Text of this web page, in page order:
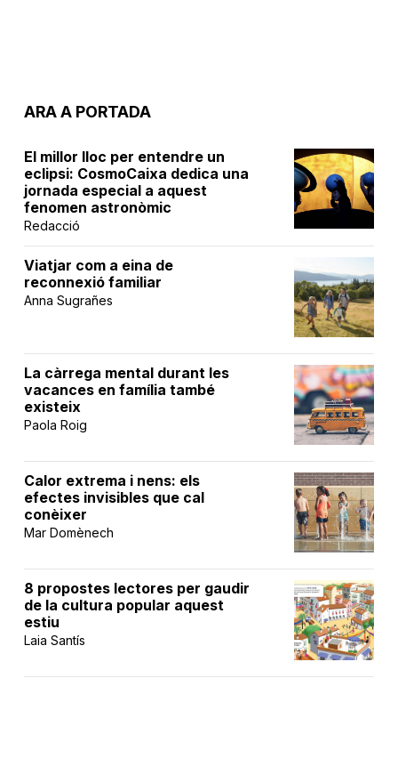
ARA A PORTADA
El millor lloc per entendre un
eclipsi: CosmoCaixa dedica una
jornada especial a aquest
fenomen astronòmic
Redacció
Viatjar com a eina de
reconnexió familiar
Anna Sugrañes
La càrrega mental durant les
vacances en família també
existeix
Paola Roig
Calor extrema i nens: els
efectes invisibles que cal
conèixer
Mar Domènech
8 propostes lectores per gaudir
de la cultura popular aquest
estiu
Laia Santís